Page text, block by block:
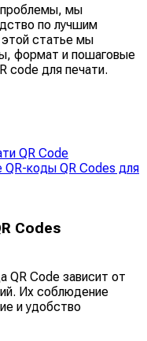
проблемы, мы
по лучшим
этой статье мы
формат и пошаговые
code для печати.
QR Code
QR-коды QR Codes для
Codes
QR Code зависит от
Их соблюдение
и удобство